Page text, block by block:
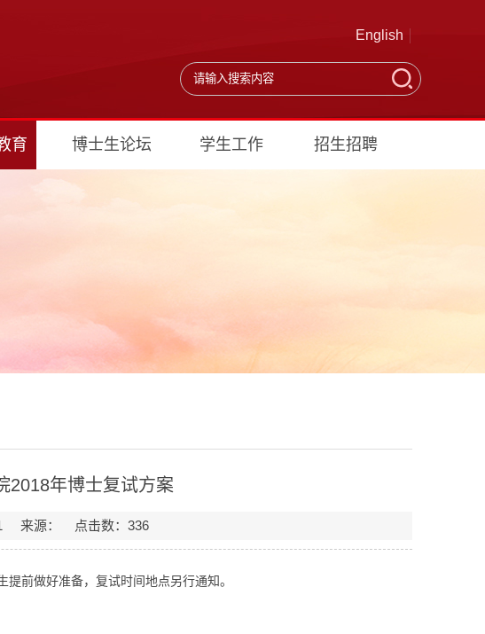
English
育 博士生论坛 学生工作 招生招聘
2018年博士复试方案
来源： 点击数： 336
前做好准备，复试时间地点另行通知。